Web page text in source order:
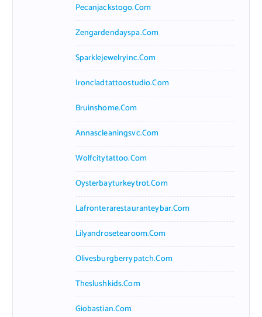
Pecanjackstogo.com
Zengardendayspa.com
Sparklejewelryinc.com
Ironcladtattoostudio.com
Bruinshome.com
Annascleaningsvc.com
Wolfcitytattoo.com
Oysterbayturkeytrot.com
Lafronterarestauranteybar.com
Lilyandrosetearoom.com
Olivesburgberrypatch.com
Theslushkids.com
Giobastian.com